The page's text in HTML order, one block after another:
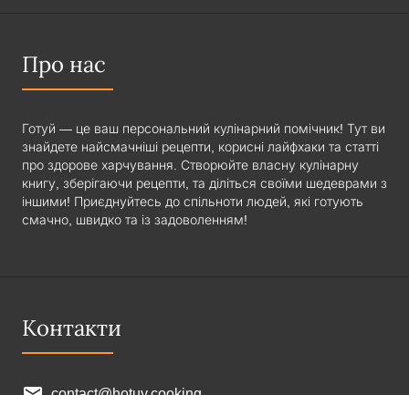
Про нас
Готуй — це ваш персональний кулінарний помічник! Тут ви
знайдете найсмачніші рецепти, корисні лайфхаки та статті
про здорове харчування. Створюйте власну кулінарну
книгу, зберігаючи рецепти, та діліться своїми шедеврами з
іншими! Приєднуйтесь до спільноти людей, які готують
смачно, швидко та із задоволенням!
Контакти